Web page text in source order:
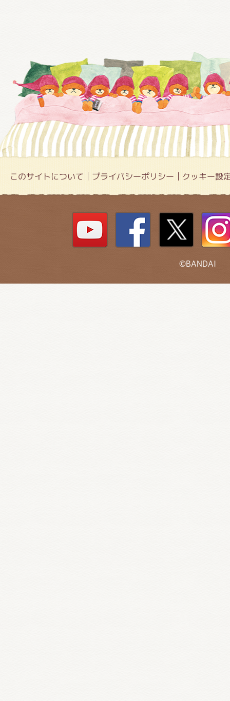
このサイトについて プライバシーポリシー クッキー設
©BANDAI